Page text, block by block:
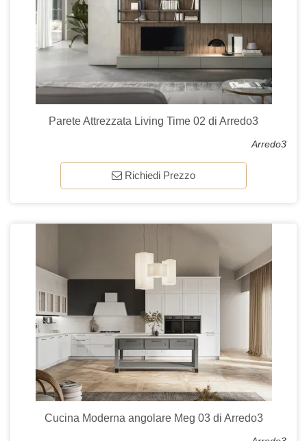
Parete Attrezzata Living Time 02 di Arredo3
Arredo3
Richiedi Prezzo
Cucina Moderna angolare Meg 03 di Arredo3